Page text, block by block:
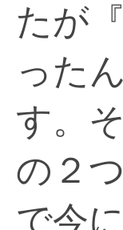
たが
った
す。
の２
で今